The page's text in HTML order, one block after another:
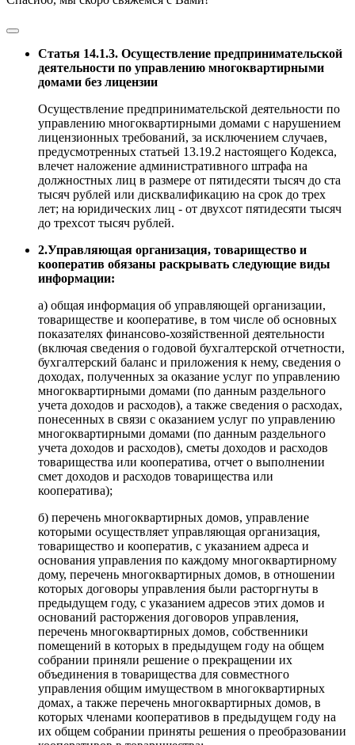
Статья 14.1.3. Осуществление предпринимательской
деятельности по управлению многоквартирными
домами без лицензии
Осуществление предпринимательской деятельности по
управлению многоквартирными домами с нарушением
лицензионных требований, за исключением случаев,
предусмотренных статьей 13.19.2 настоящего Кодекса,
влечет наложение административного штрафа на
должностных лиц в размере от пятидесяти тысяч до ста
тысяч рублей или дисквалификацию на срок до трех
лет; на юридических лиц - от двухсот пятидесяти тысяч
до трехсот тысяч рублей.
2.Управляющая организация, товарищество и
кооператив обязаны раскрывать следующие виды
информации:
а) общая информация об управляющей организации,
товариществе и кооперативе, в том числе об основных
показателях финансово-хозяйственной деятельности
(включая сведения о годовой бухгалтерской отчетности,
бухгалтерский баланс и приложения к нему, сведения о
доходах, полученных за оказание услуг по управлению
многоквартирными домами (по данным раздельного
учета доходов и расходов), а также сведения о расходах,
понесенных в связи с оказанием услуг по управлению
многоквартирными домами (по данным раздельного
учета доходов и расходов), сметы доходов и расходов
товарищества или кооператива, отчет о выполнении
смет доходов и расходов товарищества или
кооператива);
б) перечень многоквартирных домов, управление
которыми осуществляет управляющая организация,
товарищество и кооператив, с указанием адреса и
основания управления по каждому многоквартирному
дому, перечень многоквартирных домов, в отношении
которых договоры управления были расторгнуты в
предыдущем году, с указанием адресов этих домов и
оснований расторжения договоров управления,
перечень многоквартирных домов, собственники
помещений в которых в предыдущем году на общем
собрании приняли решение о прекращении их
объединения в товарищества для совместного
управления общим имуществом в многоквартирных
домах, а также перечень многоквартирных домов, в
которых членами кооперативов в предыдущем году на
их общем собрании приняты решения о преобразовании